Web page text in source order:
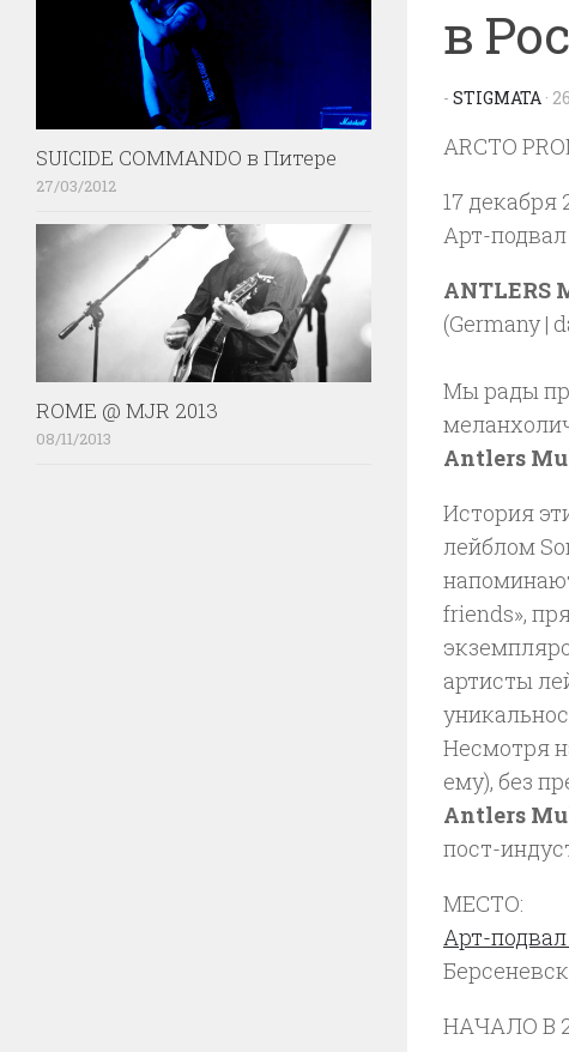
в
- STIGMATA ·
ARCTO
17 декабря
Арт-
ANTLERS
(Germany |
Мы рады
Antlers
История
лейблом
friends»,
артисты
Несмотря
ему), без
Antlers
пост-
МЕСТО:
Арт-
НАЧАЛО В
SUICIDE COMMANDO в Питере
27/03/2012
ROME @ MJR 2013
08/11/2013